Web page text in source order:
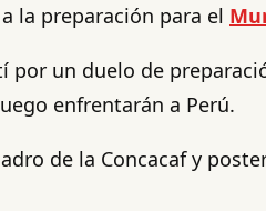
la preparación para el
un duelo de
enfrentarán a Perú.
de la Concacaf y